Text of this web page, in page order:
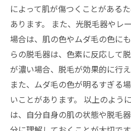
によって肌が傷つくことがある
あります。 また、光脱毛器やレ
場合は、肌の色やムダ毛の色に
らの脱毛器は、色素に反応して
が濃い場合、脱毛が効果的に行
また、ムダ毛の色が明るすぎる
いことがあります。 以上のよう
は、自分自身の肌の状態や脱毛